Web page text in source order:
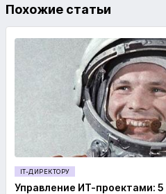
Похожие статьи
IT-ДИРЕКТОРУ
Управление ИТ-проектами: